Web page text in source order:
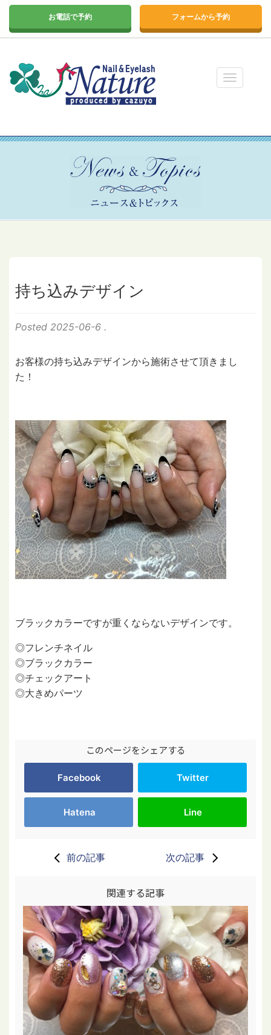
お電話で予約 フォームから予約
持ち込みデザイン
Posted 2025-06-6 .
お客様の持ち込みデザインから施術させて頂きまし
た！
ブラックカラーですが重くならないデザインです。
◎フレンチネイル
◎ブラックカラー
◎チェックアート
◎大きめパーツ
このページをシェアする
Facebook Twitter
Hatena Line
前の記事 次の記事
関連する記事